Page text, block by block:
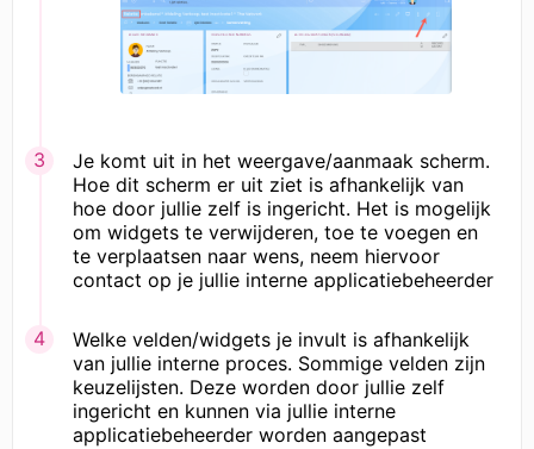
Je komt uit in het weergave/aanmaak scherm.
Hoe dit scherm er uit ziet is afhankelijk van
hoe door jullie zelf is ingericht. Het is mogelijk
om widgets te verwijderen, toe te voegen en
te verplaatsen naar wens, neem hiervoor
contact op je jullie interne applicatiebeheerder
Welke velden/widgets je invult is afhankelijk
van jullie interne proces. Sommige velden zijn
keuzelijsten. Deze worden door jullie zelf
ingericht en kunnen via jullie interne
applicatiebeheerder worden aangepast